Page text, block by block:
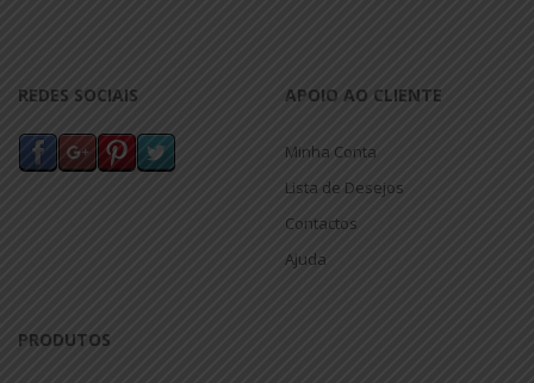
REDES SOCIAIS APOIO AO CLIENTE
Minha Conta
Lista de Desejos
Contactos
Ajuda
PRODUTOS